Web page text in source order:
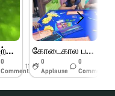
இலைகள் மற்றும் பூக்களின் பாகங்கள்
0
Comments
11w
கோடைகால பயிற்சி முகாம் பெரியார் அறிவியல் மையம்
0
Applause
0
Comments